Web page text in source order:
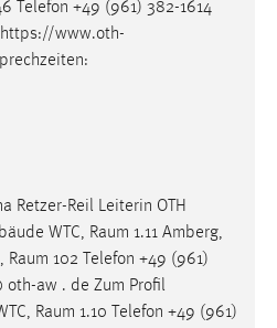
Telefon +49 (961) 382-1614
www.oth-
Retzer-Reil Leiterin OTH
WTC, Raum 1.11 Amberg,
Raum 102 Telefon +49 (961)
oth-aw . de Zum Profil
Raum 1.10 Telefon +49 (961)
um sich an der Website